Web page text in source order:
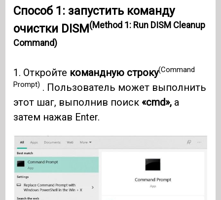
Способ 1: запустить команду
очистки DISM (Method 1: Run DISM Cleanup
Command)
1. Откройте командную строку(Command
Prompt) . Пользователь может выполнить
этот шаг, выполнив поиск «cmd», а
затем нажав Enter.